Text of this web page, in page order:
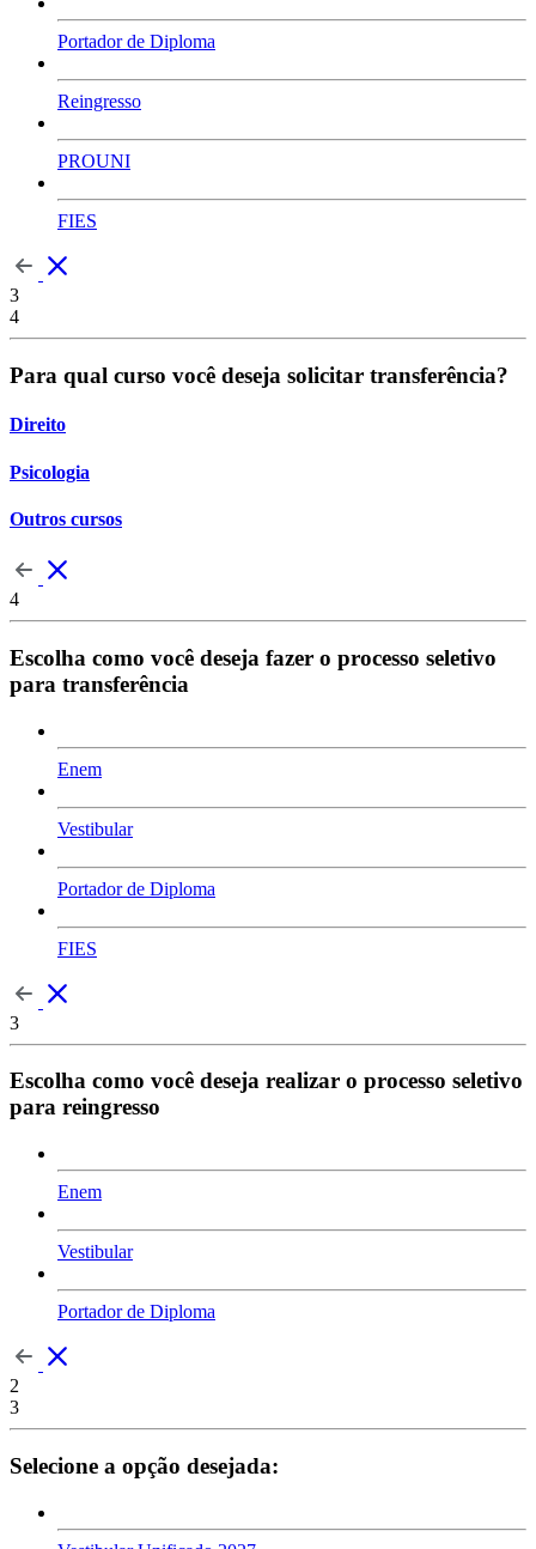
Portador de Diploma
Reingresso
PROUNI
FIES
3
4
Para qual curso você deseja solicitar transferência?
Direito
Psicologia
Outros cursos
4
Escolha como você deseja fazer o processo seletivo
para transferência
Enem
Vestibular
Portador de Diploma
FIES
3
Escolha como você deseja realizar o processo seletivo
para reingresso
Enem
Vestibular
Portador de Diploma
2
3
Selecione a opção desejada: